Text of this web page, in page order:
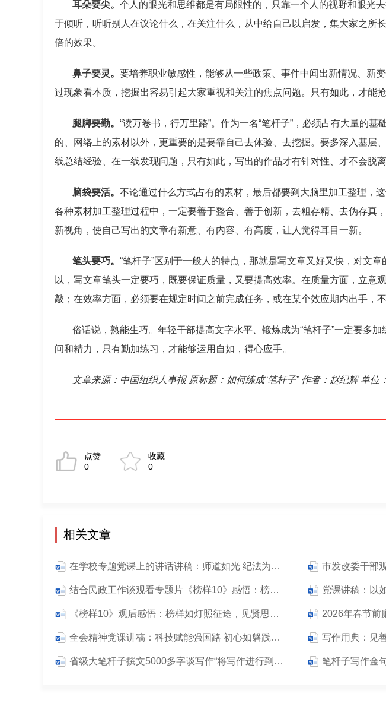
耳朵要尖。 个人的眼光和思维都是有局限性的，只靠一个人的视野和眼光
于倾听，听听别人在议论什么，在关注什么，从中给自己以启发，集大家之所
倍的效果。
鼻子要灵。 要培养职业敏感性，能够从一些政策、事件中闻出新情况、新
过现象看本质，挖掘出容易引起大家重视和关注的焦点问题。只有如此，才能
腿脚要勤。 “读万卷书，行万里路”。作为一名“笔杆子”，必须占有大量的
的、网络上的素材以外，更重要的是要靠自己去体验、去挖掘。要多深入基层
线总结经验、在一线发现问题，只有如此，写出的作品才有针对性、才不会脱离
脑袋要活。 不论通过什么方式占有的素材，最后都要到大脑里加工整理，
各种素材加工整理过程中，一定要善于整合、善于创新，去粗存精、去伪存真
新视角，使自己写出的文章有新意、有内容、有高度，让人觉得耳目一新。
笔头要巧。 “笔杆子”区别于一般人的特点，那就是写文章又好又快，对文
以，写文章笔头一定要巧，既要保证质量，又要提高效率。在质量方面，立意
敲；在效率方面，必须要在规定时间之前完成任务，或在某个效应期内出手，不
俗话说，熟能生巧。年轻干部提高文字水平、锻炼成为“笔杆子”一定要多
间和精力，只有勤加练习，才能够运用自如，得心应手。
文章来源：中国组织人事报 原标题：如何练成“笔杆子” 作者：赵纪辉 单
点赞
0
收藏
0
相关文章
在学校专题党课上的讲话讲稿：师道如光 纪法为轨 循光而立 履轨致远
结合民政工作谈观看专题片《榜样10》感悟：榜样如炬照征程 民政躬行践初心
《榜样10》观后感悟：榜样如灯照征途，见贤思齐践初心（2000字）
全会精神党课讲稿：科技赋能强国路 初心如磐践使命 写作用典：见
省级大笔杆子撰文5000多字谈写作“将写作进行到底——就文字工作答友人问” 笔杆子写作金